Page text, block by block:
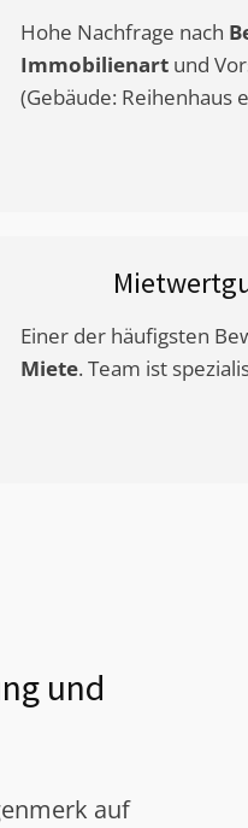
Hohe Nachfrage nach
Immobilienart und
(Gebäude: Reihenhaus
Einer der häufigsten
Miete. Team ist
und
auf